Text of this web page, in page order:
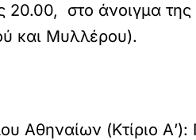
20.00, στο άνοιγμα
και Μυλλέρου).
Αθηναίων (Κτίριο